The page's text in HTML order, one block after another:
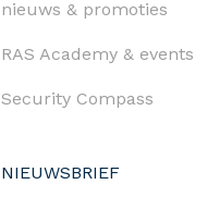
nieuws & promoties
RAS Academy & events
Security Compass
NIEUWSBRIEF